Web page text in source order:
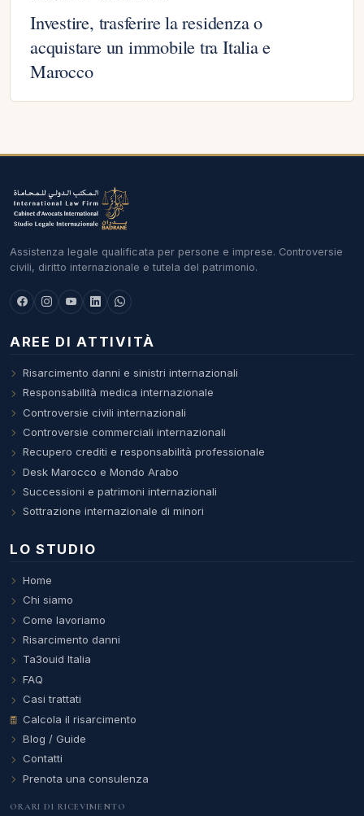
Investire, trasferire la residenza o
acquistare un immobile tra Italia e
Marocco
Assistenza legale qualificata per persone e imprese. Controversie
civili, diritto internazionale e tutela del patrimonio.
AREE DI ATTIVITÀ
Risarcimento danni e sinistri internazionali
Responsabilità medica internazionale
Controversie civili internazionali
Controversie commerciali internazionali
Recupero crediti e responsabilità professionale
Desk Marocco e Mondo Arabo
Successioni e patrimoni internazionali
Sottrazione internazionale di minori
LO STUDIO
Home
Chi siamo
Come lavoriamo
Risarcimento danni
Ta3ouid Italia
FAQ
Casi trattati
Calcola il risarcimento
Blog / Guide
Contatti
Prenota una consulenza
ORARI DI RICEVIMENTO